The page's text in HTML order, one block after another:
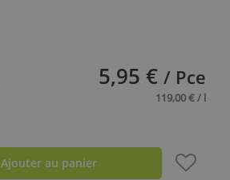
5,95 € / Pce
119,00 € / l
Ajouter au panier